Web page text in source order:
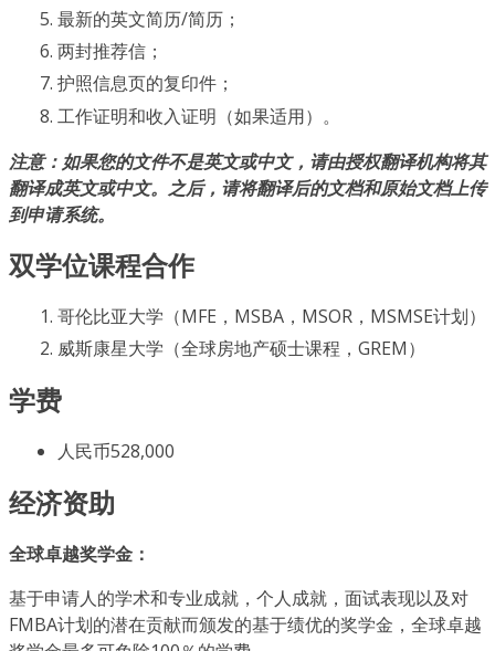
最新的英文简历/简历；
两封推荐信；
护照信息页的复印件；
工作证明和收入证明（如果适用）。
注意：如果您的文件不是英文或中文，请由授权翻译机构将其
翻译成英文或中文。之后，请将翻译后的文档和原始文档上传
到申请系统。
双学位课程合作
哥伦比亚大学（MFE，MSBA，MSOR，MSMSE计划）
威斯康星大学（全球房地产硕士课程，GREM）
学费
人民币528,000
经济资助
全球卓越奖学金：
基于申请人的学术和专业成就，个人成就，面试表现以及对
FMBA计划的潜在贡献而颁发的基于绩优的奖学金，全球卓越